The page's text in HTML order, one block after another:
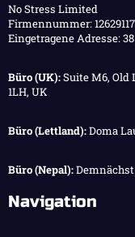
No Stress Limited
Firmennummer: 12629117
Eingetragene Adresse:
Büro (UK):Suite M6, Old
1LH, UK
Büro (Lettland):Doma
Büro (Nepal):
Navigation